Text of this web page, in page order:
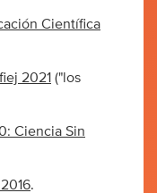
Científica
2021 ("los
Ciencia Sin
.